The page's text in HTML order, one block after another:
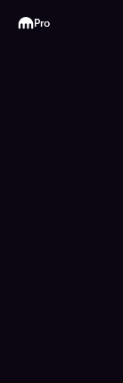
Kraken
Pro